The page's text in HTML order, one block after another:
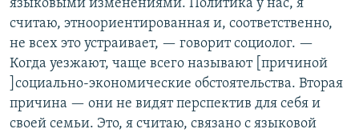
языковыми изменениями. Политика у нас, я
считаю, этноориентированная и, соответственно,
не всех это устраивает, — говорит социолог. —
Когда уезжают, чаще всего называют [причиной
]социально-экономические обстоятельства. Вторая
причина — они не видят перспектив для себя и
своей семьи. Это, я считаю, связано с языковой